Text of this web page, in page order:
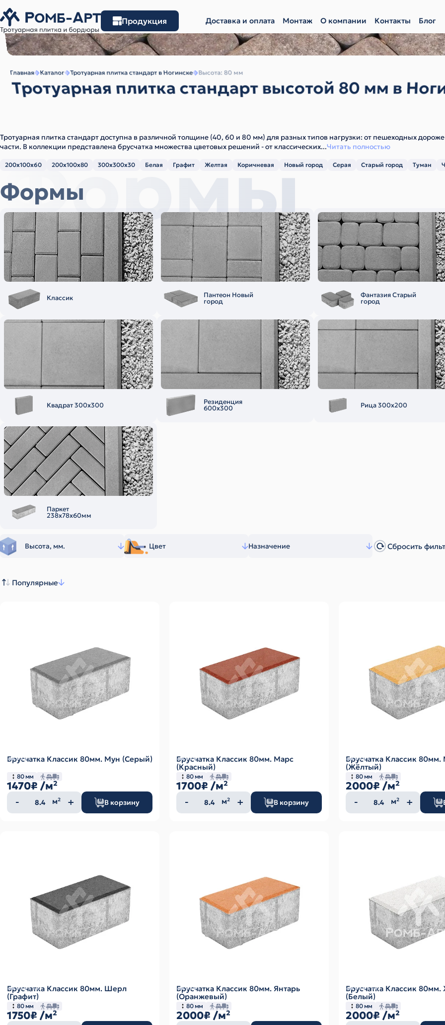
Продукция Доставка и оплата Монтаж О компании Контакты Блог
Главная Каталог Тротуарная плитка стандарт в Ногинске Высота: 80 мм
Тротуарная плитка стандарт высотой 80 мм в
Тротуарная плитка стандарт доступна в различной толщине (40, 60 и 80 мм) для разных типов нагрузки: от пешеходных
части. В коллекции представлена брусчатка множества цветовых решений - от классических...Читать полностью
200х100х60 200х100х80 300х300х30 Белая Графит Желтая Коричневая Новый город Серая Старый город Туман
Формы
Формы
Классик Пантеон Новый
город
Фантазия Старый
город
Квадрат 300х300 Резиденция
600х300 Рица 300х200
Паркет
238х78х60мм
Высота, мм. Цвет Назначение Сбросить
Популярные
Брусчатка Классик 80мм. Мун (Серый)
80 мм
1470₽ /м²
Количество
товара
м² В корзину
Брусчатка Классик 80мм. Марс
(Красный)
80 мм
1700₽ /м²
Количество
товара
м² В корзину
Брусчатка Классик
(Жёлтый)
80 мм
2000₽ /м²
Количество
товара
м²
Брусчатка Классик 80мм. Шерл
(Графит)
80 мм
1750₽ /м²
Брусчатка Классик 80мм. Янтарь
(Оранжевый)
80 мм
2000₽ /м²
Брусчатка Классик
(Белый)
80 мм
2000₽ /м²